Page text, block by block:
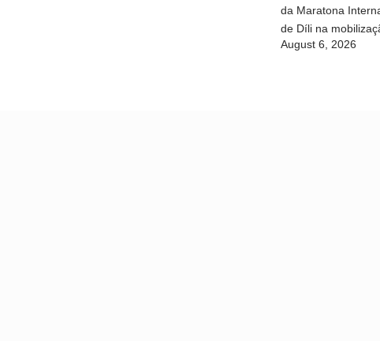
da Maratona
de Díli na
juventude
August 6, 2026